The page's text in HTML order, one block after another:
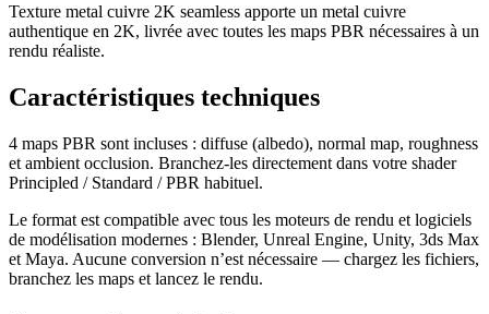
Texture metal cuivre 2K seamless apporte un metal cuivre
authentique en 2K, livrée avec toutes les maps PBR nécessaires à un
rendu réaliste.
Caractéristiques techniques
4 maps PBR sont incluses : diffuse (albedo), normal map, roughness
et ambient occlusion. Branchez-les directement dans votre shader
Principled / Standard / PBR habituel.
Le format est compatible avec tous les moteurs de rendu et logiciels
de modélisation modernes : Blender, Unreal Engine, Unity, 3ds Max
et Maya. Aucune conversion n’est nécessaire — chargez les fichiers,
branchez les maps et lancez le rendu.